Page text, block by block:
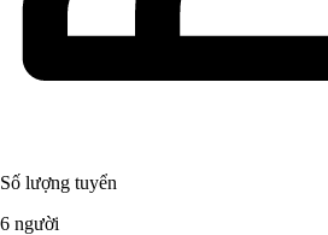
Số lượng tuyển
6 người